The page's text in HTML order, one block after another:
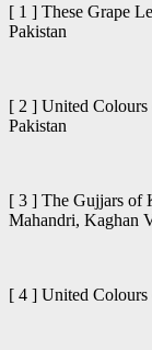
[ 1 ] These Grape
Pakistan
[ 2 ] United Colours
Pakistan
[ 3 ] The Gujjars of
Mahandri, Kaghan
[ 4 ] United Colours